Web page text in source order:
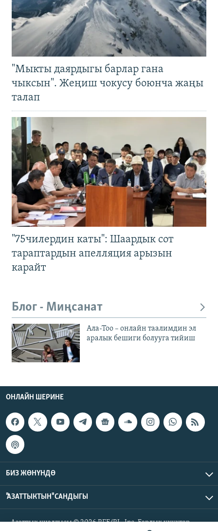
"Мыкты даярдыгы барлар гана
чыксын". Жеңиш чокусу боюнча жаңы
талап
"75чилердин каты": Шаардык сот
тараптардын апелляция арызын
карайт
Блог - Миңсанат
Ала-Тоо – онлайн таалимдин эл
аралык бешиги болууга тийиш
ОНЛАЙН ШЕРИНЕ
БИЗ ЖӨНҮНДӨ
"АЗАТТЫКТЫН" САНДЫГЫ
Азаттык үналгысы © 2026 RFE/RL, Inc. Бардык укуктар